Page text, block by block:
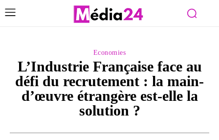
Economies
L’Industrie Française face au
défi du recrutement : la main-
d’œuvre étrangère est-elle la
solution ?